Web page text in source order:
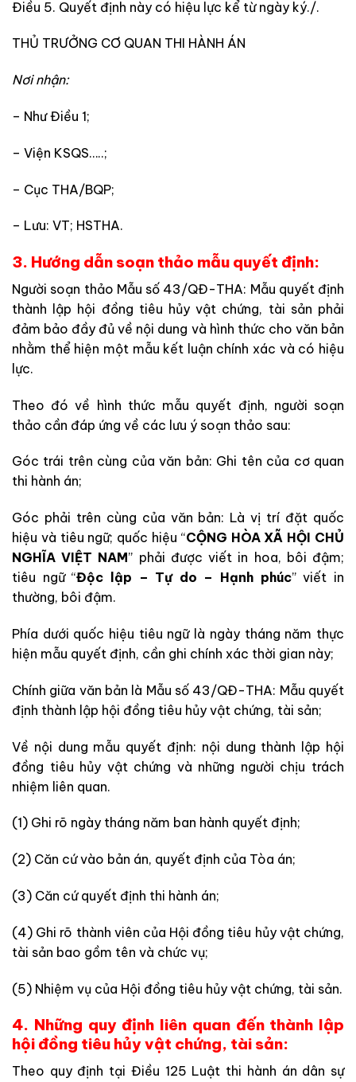
Điều 5. Quyết định này có hiệu lực kể từ ngày ký./.
THỦ TRƯỞNG CƠ QUAN THI HÀNH ÁN
Nơi nhận:
– Như Điều 1;
– Viện KSQS…..;
– Cục THA/BQP;
– Lưu: VT; HSTHA.
3. Hướng dẫn soạn thảo mẫu quyết định:
Người soạn thảo Mẫu số 43/QĐ-THA: Mẫu quyết định
thành lập hội đồng tiêu hủy vật chứng, tài sản phải
đảm bảo đầy đủ về nội dung và hình thức cho văn bản
nhằm thể hiện một mẫu kết luận chính xác và có hiệu
lực.
Theo đó về hình thức mẫu quyết định, người soạn
thảo cần đáp ứng về các lưu ý soạn thảo sau:
Góc trái trên cùng của văn bản: Ghi tên của cơ quan
thi hành án;
Góc phải trên cùng của văn bản: Là vị trí đặt quốc
hiệu và tiêu ngữ; quốc hiệu “CỘNG HÒA XÃ HỘI CHỦ
NGHĨA VIỆT NAM” phải được viết in hoa, bôi đậm;
tiêu ngữ “Độc lập – Tự do – Hạnh phúc” viết in
thường, bôi đậm.
Phía dưới quốc hiệu tiêu ngữ là ngày tháng năm thực
hiện mẫu quyết định, cần ghi chính xác thời gian này;
Chính giữa văn bản là Mẫu số 43/QĐ-THA: Mẫu quyết
định thành lập hội đồng tiêu hủy vật chứng, tài sản;
Về nội dung mẫu quyết định: nội dung thành lập hội
đồng tiêu hủy vật chứng và những người chịu trách
nhiệm liên quan.
(1) Ghi rõ ngày tháng năm ban hành quyết định;
(2) Căn cứ vào bản án, quyết định của Tòa án;
(3) Căn cứ quyết định thi hành án;
(4) Ghi rõ thành viên của Hội đồng tiêu hủy vật chứng,
tài sản bao gồm tên và chức vụ;
(5) Nhiệm vụ của Hội đồng tiêu hủy vật chứng, tài sản.
4. Những quy định liên quan đến thành lập
hội đồng tiêu hủy vật chứng, tài sản:
Theo quy định tại Điều 125 Luật thi hành án dân sự